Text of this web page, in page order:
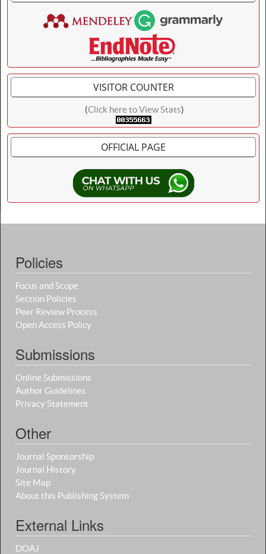
VISITOR COUNTER
(Click here to View Stats)
OFFICIAL PAGE
Policies
Focus and Scope
Section Policies
Peer Review Process
Open Access Policy
Submissions
Online Submissions
Author Guidelines
Privacy Statement
Other
Journal Sponsorship
Journal History
Site Map
About this Publishing System
External Links
DOAJ